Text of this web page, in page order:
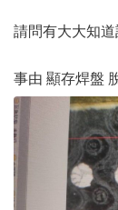
請問有大大知
事由 顯存焊盤